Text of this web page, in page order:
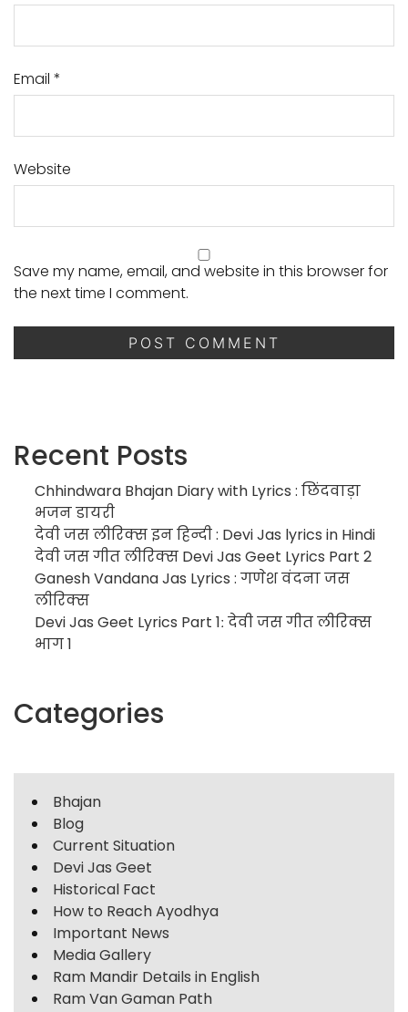
Email *
Website
Save my name, email, and website in this browser for
the next time I comment.
Recent Posts
Chhindwara Bhajan Diary with Lyrics : छिंदवाड़ा
भजन डायरी
देवी जस लीरिक्स इन हिन्दी : Devi Jas lyrics in Hindi
देवी जस गीत लीरिक्स Devi Jas Geet Lyrics Part 2
Ganesh Vandana Jas Lyrics : गणेश वंदना जस
लीरिक्स
Devi Jas Geet Lyrics Part 1ː देवी जस गीत लीरिक्स
भाग 1
Categories
Bhajan
Blog
Current Situation
Devi Jas Geet
Historical Fact
How to Reach Ayodhya
Important News
Media Gallery
Ram Mandir Details in English
Ram Van Gaman Path